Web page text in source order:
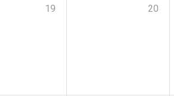
19 20